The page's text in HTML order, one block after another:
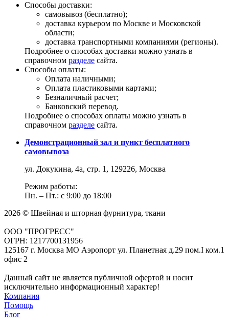
Способы доставки:
самовывоз (бесплатно);
доставка курьером по Москве и Московской
области;
доставка транспортными компаниями (регионы).
Подробнее о способах доставки можно узнать в
справочном разделе сайта.
Способы оплаты:
Оплата наличными;
Оплата пластиковыми картами;
Безналичный расчет;
Банковский перевод.
Подробнее о способах оплаты можно узнать в
справочном разделе сайта.
Демонстрационный зал и пункт бесплатного
самовывоза
ул. Докукина, 4а, стр. 1, 129226, Москва
Режим работы:
Пн. – Пт.: с 9:00 до 18:00
2026 © Швейная и шторная фурнитура, ткани
ООО "ПРОГРЕСС"
ОГРН: 1217700131956
125167 г. Москва МО Аэропорт ул. Планетная д.29 пом.I ком.1
офис 2
Данный сайт не является публичной офертой и носит
исключительно информационный характер!
Компания
Помощь
Блог